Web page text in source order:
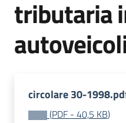
Leggi
Atti
Bandi
Menu selezionato
Progetti
tributaria
circolare 30-
(PDF - 40,5 KB)